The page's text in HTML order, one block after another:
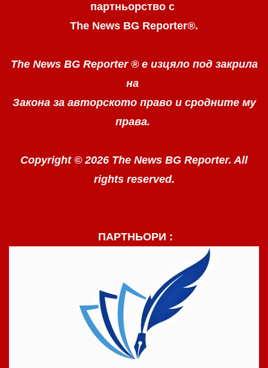
партньорство с
The News BG Reporter®.
The News BG Reporter ® е изцяло под закрила
на
Закона за авторското право и сродните му
права.
Copyright © 2026 The News BG Reporter. All
rights reserved.
ПАРТНЬОРИ :